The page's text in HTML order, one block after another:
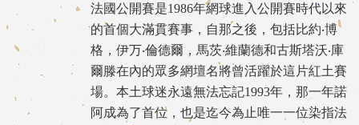
法國公開賽是1986年網球進入公開賽時代以來
的首個大滿貫賽事，自那之後，包括比約‧博
格，伊万‧倫德爾，馬茨‧維蘭德和古斯塔沃‧庫
爾滕在內的眾多網壇名將曾活躍於這片紅土賽
場。本土球迷永遠無法忘記1993年，那一年諾
阿成為了首位，也是迄今為止唯一一位染指法